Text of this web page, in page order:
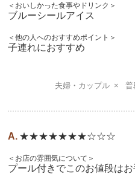
＜おいしかった食事やドリンク＞
ブルーシールアイス
＜他の人へのおすすめポイント＞
子連れにおすすめ
夫婦・カップル
普
★★★★★★★☆☆☆
＜お店の雰囲気について＞
プール付きでこのお値段はお